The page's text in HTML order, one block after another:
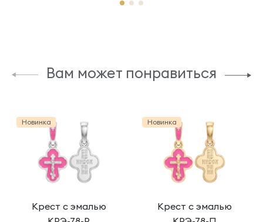
Вам может понравиться
Новинка
Крест с эмалью
Новинка
Крест с эмалью